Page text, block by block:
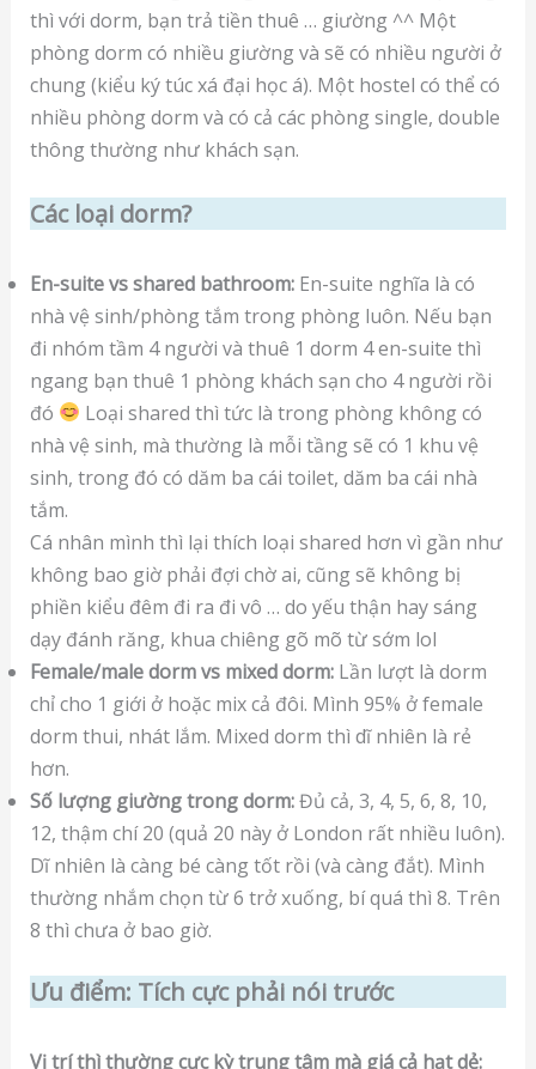
thì với dorm, bạn trả tiền thuê … giường ^^ Một
phòng dorm có nhiều giường và sẽ có nhiều người ở
chung (kiểu ký túc xá đại học á). Một hostel có thể có
nhiều phòng dorm và có cả các phòng single, double
thông thường như khách sạn.
Các loại dorm?
En-suite vs shared bathroom:En-suite nghĩa là có
nhà vệ sinh/phòng tắm trong phòng luôn. Nếu bạn
đi nhóm tầm 4 người và thuê 1 dorm 4 en-suite thì
ngang bạn thuê 1 phòng khách sạn cho 4 người rồi
đó
Loại shared thì tức là trong phòng không có
nhà vệ sinh, mà thường là mỗi tầng sẽ có 1 khu vệ
sinh, trong đó có dăm ba cái toilet, dăm ba cái nhà
tắm.
Cá nhân mình thì lại thích loại shared hơn vì gần như
không bao giờ phải đợi chờ ai, cũng sẽ không bị
phiền kiểu đêm đi ra đi vô … do yếu thận hay sáng
dạy đánh răng, khua chiêng gõ mõ từ sớm lol
Female/male dorm vs mixed dorm:Lần lượt là dorm
chỉ cho 1 giới ở hoặc mix cả đôi. Mình 95% ở female
dorm thui, nhát lắm. Mixed dorm thì dĩ nhiên là rẻ
hơn.
Số lượng giường trong dorm:Đủ cả, 3, 4, 5, 6, 8, 10,
12, thậm chí 20 (quả 20 này ở London rất nhiều luôn).
Dĩ nhiên là càng bé càng tốt rồi (và càng đắt). Mình
thường nhắm chọn từ 6 trở xuống, bí quá thì 8. Trên
8 thì chưa ở bao giờ.
Ưu điểm: Tích cực phải nói trước
Vị trí thì thường cực kỳ trung tâm mà giá cả hạt dẻ: